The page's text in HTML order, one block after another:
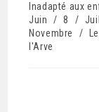
Inadapté aux
Juin
/ 8 /
Novembre
/
l'Arve